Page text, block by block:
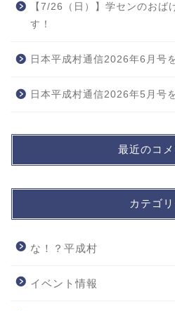
【7/26（日）】学センのおば
す！
日本平成村通信2026年6月号
日本平成村通信2026年5月号
最近のコメ
カテゴ
な！？平成村
イベント情報